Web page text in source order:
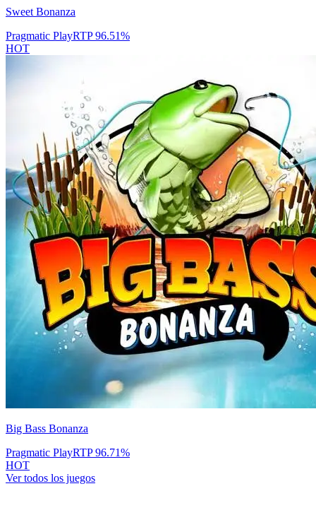
Sweet Bonanza
Pragmatic PlayRTP96.51%
HOT
Big Bass Bonanza
Pragmatic PlayRTP96.71%
HOT
Ver todos los juegos